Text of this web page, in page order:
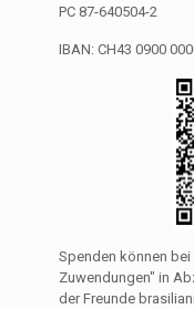
PC 87-640504-2
IBAN: CH43 0900
Spenden können
Zuwendungen" in
der Freunde